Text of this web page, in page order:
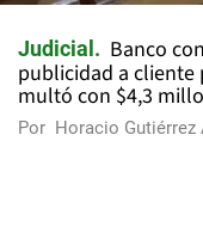
Judicial
Banco
publicidad a cliente
multó con $4,3
Por Horacio Gutiérrez